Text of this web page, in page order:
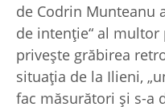
de Codrin Munteanu
de intenţie“ al
priveşte grăbirea
situaţia de la Ilieni,
fac măsurători şi s-a